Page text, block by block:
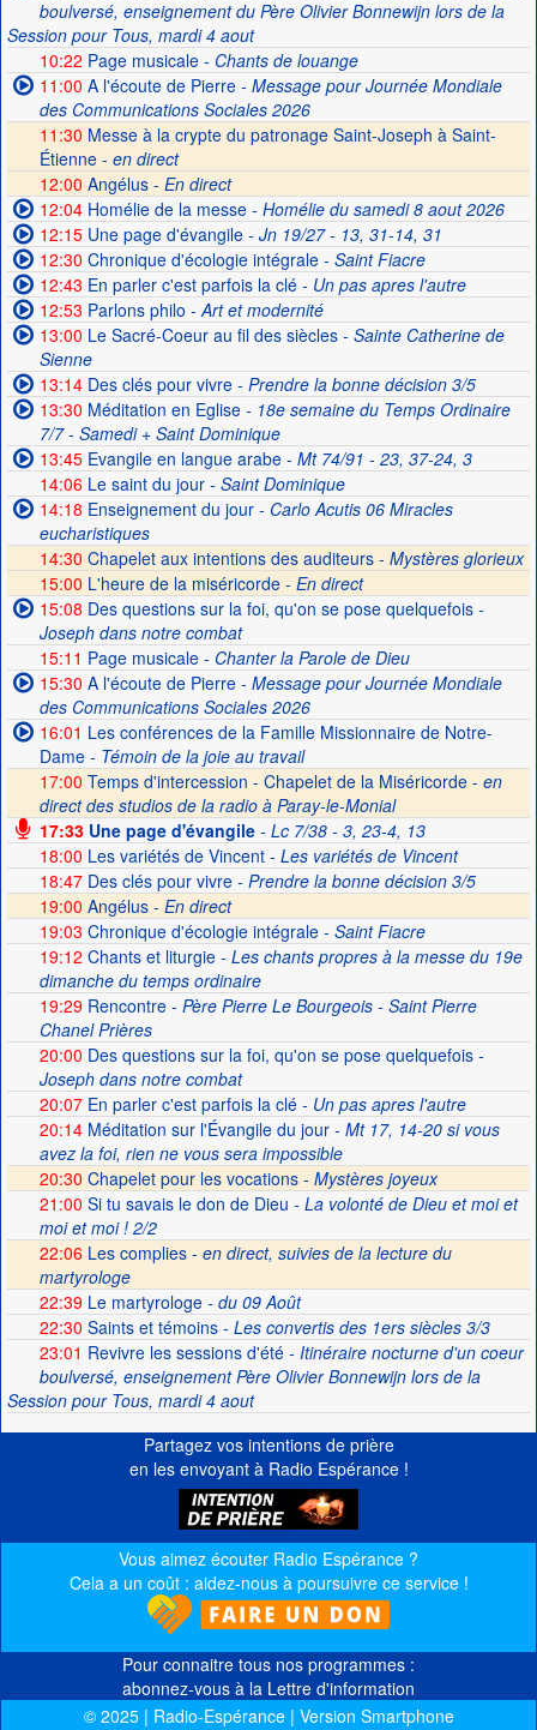
boulversé, enseignement du Père Olivier Bonnewijn lors de la
Session pour Tous, mardi 4 aout
10:22 Page musicale- Chants de louange
11:00 A l'écoute de Pierre- Message pour Journée Mondiale
des Communications Sociales 2026
11:30 Messe à la crypte du patronage Saint-Joseph à Saint-
Étienne - en direct
12:00 Angélus - En direct
12:04Homélie de la messe- Homélie du samedi 8 aout 2026
12:15Une page d'évangile- Jn 19/27 - 13, 31-14, 31
12:30 Chronique d'écologie intégrale- Saint Fiacre
12:43 En parler c'est parfois la clé- Un pas apres l'autre
12:53 Parlons philo - Art et modernité
13:00 Le Sacré-Coeur au fil des siècles- Sainte Catherine de
Sienne
13:14Des clés pour vivre- Prendre la bonne décision 3/5
13:30 Méditation en Eglise- 18e semaine du Temps Ordinaire
7/7 - Samedi + Saint Dominique
13:45Evangile en langue arabe- Mt 74/91 - 23, 37-24, 3
14:06Le saint du jour- Saint Dominique
14:18 Enseignement du jour- Carlo Acutis 06 Miracles
eucharistiques
14:30 Chapelet aux intentions des auditeurs - Mystères glorieux
15:00 L'heure de la miséricorde - En direct
15:08 Des questions sur la foi, qu'on se pose quelquefois-
Joseph dans notre combat
15:11 Page musicale- Chanter la Parole de Dieu
15:30 A l'écoute de Pierre- Message pour Journée Mondiale
des Communications Sociales 2026
16:01 Les conférences de la Famille Missionnaire de Notre-
Dame- Témoin de la joie au travail
17:00 Temps d'intercession - Chapelet de la Miséricorde - en
direct des studios de la radio à Paray-le-Monial
17:33Une page d'évangile- Lc 7/38 - 3, 23-4, 13
18:00 Les variétés de Vincent- Les variétés de Vincent
18:47Des clés pour vivre- Prendre la bonne décision 3/5
19:00 Angélus - En direct
19:03 Chronique d'écologie intégrale- Saint Fiacre
19:12 Chants et liturgie- Les chants propres à la messe du 19e
dimanche du temps ordinaire
19:29Rencontre- Père Pierre Le Bourgeois - Saint Pierre
Chanel Prières
20:00 Des questions sur la foi, qu'on se pose quelquefois-
Joseph dans notre combat
20:07En parler c'est parfois la clé- Un pas apres l'autre
20:14Méditation sur l'Évangile du jour- Mt 17, 14-20 si vous
avez la foi, rien ne vous sera impossible
20:30 Chapelet pour les vocations - Mystères joyeux
21:00 Si tu savais le don de Dieu - La volonté de Dieu et moi et
moi et moi ! 2/2
22:06 Les complies - en direct, suivies de la lecture du
martyrologe
22:39Le martyrologe- du 09 Août
22:30 Saints et témoins- Les convertis des 1ers siècles 3/3
23:01 Revivre les sessions d'été- Itinéraire nocturne d'un coeur
boulversé, enseignement Père Olivier Bonnewijn lors de la
Session pour Tous, mardi 4 aout
Partagez vos intentions de prière
en les envoyant à Radio Espérance !
Vous aimez écouter Radio Espérance ?
Cela a un coût : aidez-nous à poursuivre ce service !
Pour connaitre tous nos programmes :
abonnez-vous à la Lettre d'information
© 2025 | Radio-Espérance | Version Smartphone